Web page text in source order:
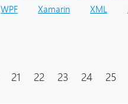
WPF Xamarin XML
21 22 23 24 25